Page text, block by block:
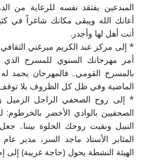
المبدعين يفتقد نفسه للرعاية من
أعانك الله ويبقى مكانك شاغراً في
أنت أهل لها وأجدر.
* إلى مركز عبد الكريم ميرغني
أمر مهرجانك السنوي للمسرح الذي
بالمسرح القومي.. فالمهرجان يحمد
الماضية وفي ظل كل الظروف بلا
* إلى روح الصحفي الراحل الزميل
الصحفيين بالوادي الأخضر
النبيل وبقيت روحك الحلوة بيننا..
المثابر الأستاذ ماجد السر، مدير
الهيئة النشطة يحول (حاجة غريبة) إلى